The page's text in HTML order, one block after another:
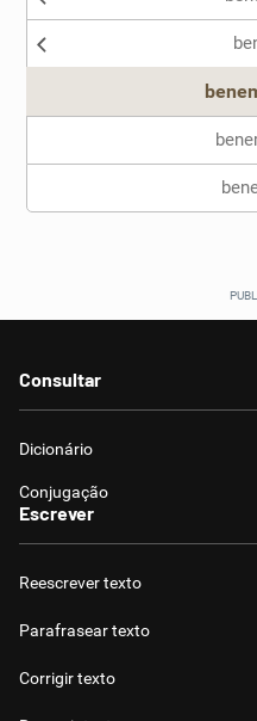
Conexões
Dicionário
Consultar
Dicionário
Conjugação
Escrever
Reescrever texto
Parafrasear texto
Corrigir texto